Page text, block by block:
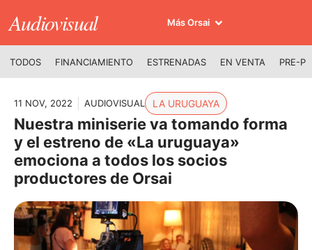
Audiovisual Más Orsai
TODOS FINANCIAMIENTO ESTRENADAS EN VENTA PRE-
11 NOV, 2022 AUDIOVISUAL LA URUGUAYA
Nuestra miniserie va tomando forma
y el estreno de «La uruguaya»
emociona a todos los socios
productores de Orsai